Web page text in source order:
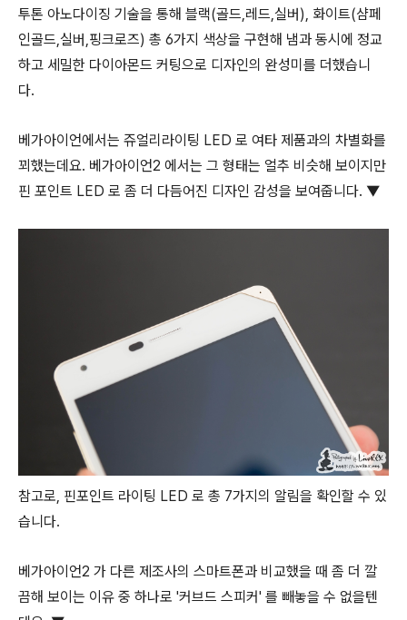
투톤 아노다이징 기술을 통해 블랙(골드,레드,실버), 화이트(샴페
인골드,실버,핑크로즈) 총 6가지 색상을 구현해 냄과 동시에 정교
하고 세밀한 다이아몬드 커팅으로 디자인의 완성미를 더했습니
다.
베가아이언에서는 쥬얼리라이팅 LED 로 여타 제품과의 차별화를
꾀했는데요. 베가아이언2 에서는 그 형태는 얼추 비슷해 보이지만
핀 포인트 LED 로 좀 더 다듬어진 디자인 감성을 보여줍니다. ▼
참고로, 핀포인트 라이팅 LED 로 총 7가지의 알림을 확인할 수 있
습니다.
베가아이언2 가 다른 제조사의 스마트폰과 비교했을 때 좀 더 깔
끔해 보이는 이유 중 하나로 '커브드 스피커' 를 빼놓을 수 없을텐